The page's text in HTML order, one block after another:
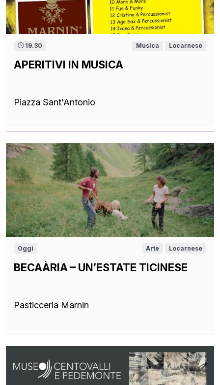
19.30 Musica Locarnese
APERITIVI IN MUSICA
Piazza Sant'Antonio
Oggi Arte Locarnese
BECAÀRIA – UN’ESTATE TICINESE
Pasticceria Marnin